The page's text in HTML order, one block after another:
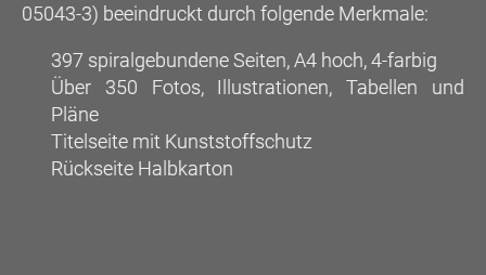
05043-3) beeindruckt durch folgende Merkmale:
397 spiralgebundene Seiten, A4 hoch, 4-farbig
Über 350 Fotos, Illustrationen, Tabellen und
Pläne
Titelseite mit Kunststoffschutz
Rückseite Halbkarton